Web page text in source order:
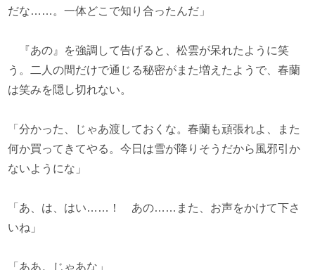
だな……。一体どこで知り合ったんだ」
『あの』を強調して告げると、松雲が呆れたように笑
う。二人の間だけで通じる秘密がまた増えたようで、春蘭
は笑みを隠し切れない。
「分かった、じゃあ渡しておくな。春蘭も頑張れよ、また
何か買ってきてやる。今日は雪が降りそうだから風邪引か
ないようにな」
「あ、は、はい……！ あの……また、お声をかけて下さ
いね」
「ああ。じゃあな」